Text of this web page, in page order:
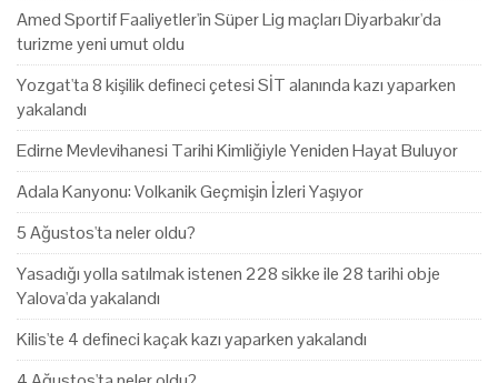
Amed Sportif Faaliyetler'in Süper Lig maçları Diyarbakır'da
turizme yeni umut oldu
Yozgat'ta 8 kişilik defineci çetesi SİT alanında kazı yaparken
yakalandı
Edirne Mevlevihanesi Tarihi Kimliğiyle Yeniden Hayat Buluyor
Adala Kanyonu: Volkanik Geçmişin İzleri Yaşıyor
5 Ağustos'ta neler oldu?
Yasadığı yolla satılmak istenen 228 sikke ile 28 tarihi obje
Yalova'da yakalandı
Kilis'te 4 defineci kaçak kazı yaparken yakalandı